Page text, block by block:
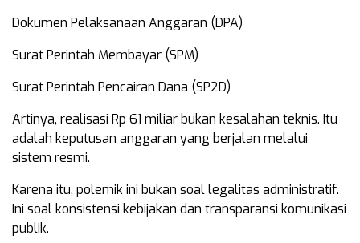
Dokumen Pelaksanaan Anggaran (DPA)
Surat Perintah Membayar (SPM)
Surat Perintah Pencairan Dana (SP2D)
Artinya, realisasi Rp 61 miliar bukan kesalahan teknis. Itu
adalah keputusan anggaran yang berjalan melalui
sistem resmi.
Karena itu, polemik ini bukan soal legalitas administratif.
Ini soal konsistensi kebijakan dan transparansi komunikasi
publik.